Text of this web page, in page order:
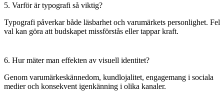
5. Varför är typografi så viktig?
Typografi påverkar både läsbarhet och varumärkets personlighet. Fel
val kan göra att budskapet missförstås eller tappar kraft.
6. Hur mäter man effekten av visuell identitet?
Genom varumärkeskännedom, kundlojalitet, engagemang i sociala
medier och konsekvent igenkänning i olika kanaler.